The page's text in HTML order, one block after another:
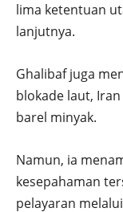
lima ketentuan
lanjutnya.
Ghalibaf juga
blokade laut,
barel minyak.
Namun, ia
kesepahaman
pelayaran